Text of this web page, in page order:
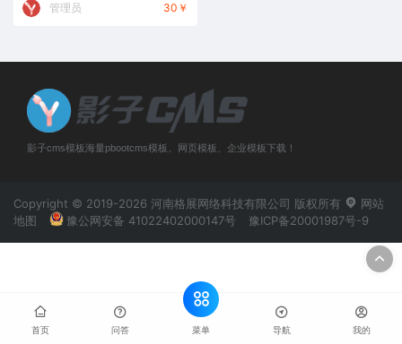
管理员 30￥
影子cms模板海量pbootcms模板、网页模板、企业模板下载！
Copyright © 2019-2026 河南格展网络科技有限公司 版权所有
网站
地图
豫公网安备 41022402000147号 豫ICP备20001987号-9
首页 问答 菜单 导航 我的